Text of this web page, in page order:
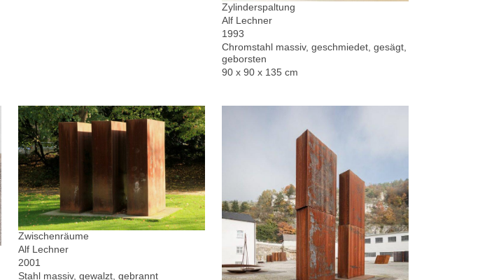
Zylinderspaltung
Alf Lechner
1993
Chromstahl massiv, geschmiedet, gesägt,
geborsten
90 x 90 x 135 cm
Zwischenräume
Alf Lechner
2001
Stahl massiv, gewalzt, gebrannt